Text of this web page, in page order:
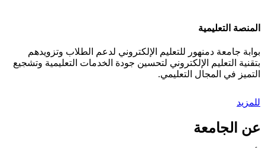
المنصة التعليمية
بوابة جامعة دمنهور للتعليم الإلكتروني لدعم الطلاب وتزويدهم
بتقنية التعليم الإلكتروني لتحسين جودة الخدمات التعليمية وتشجيع
التميز في المجال التعليمي.
للمزيد
عن الجامعة